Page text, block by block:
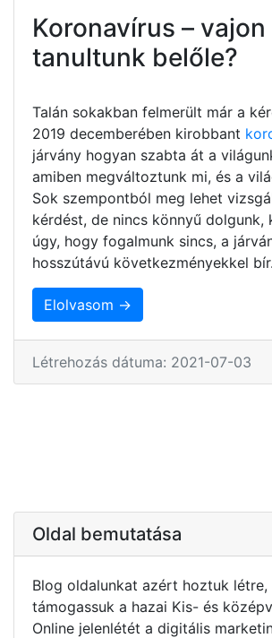
Koronavírus –
tanultunk belőle?
Talán sokakban felmerült már a
2019 decemberében kirobbant
járvány hogyan szabta át a
amiben megváltoztunk mi, és a
Sok szempontból meg lehet
kérdést, de nincs könnyű dolgunk,
úgy, hogy fogalmunk sincs, a
hosszútávú következményekkel bír.
Elolvasom →
Létrehozás dátuma: 2021-07-03
Oldal bemutatása
Blog oldalunkat azért hoztuk létre,
támogassuk a hazai Kis- és
Online jelenlétét a digitális